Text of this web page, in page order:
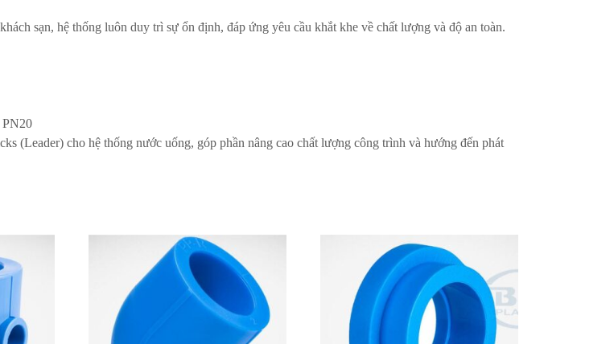
sạn, hệ thống luôn duy trì sự ổn định, đáp ứng yêu cầu khắt khe về chất lượng và độ an toàn.
PN20
(Leader) cho hệ thống nước uống, góp phần nâng cao chất lượng công trình và hướng đến phát